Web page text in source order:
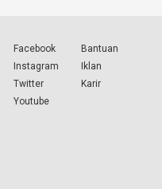
Facebook
Instagram
Twitter
Youtube
Bantuan
Iklan
Karir